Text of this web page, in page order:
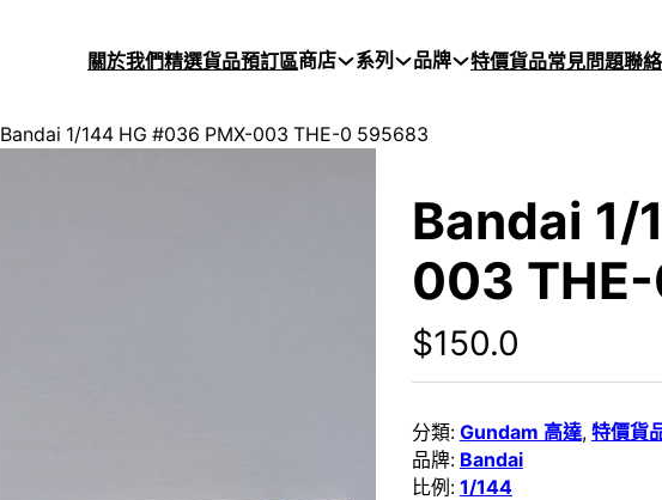
關於我們精選貨品預訂區商店 系列 品牌 特價貨品常見問題聯
Bandai 1/144 HG #036 PMX-003 THE-0 595683
Bandai 1/
003
$150.0
分類: Gundam 高達, 特價貨
品牌: Bandai
比例: 1/144